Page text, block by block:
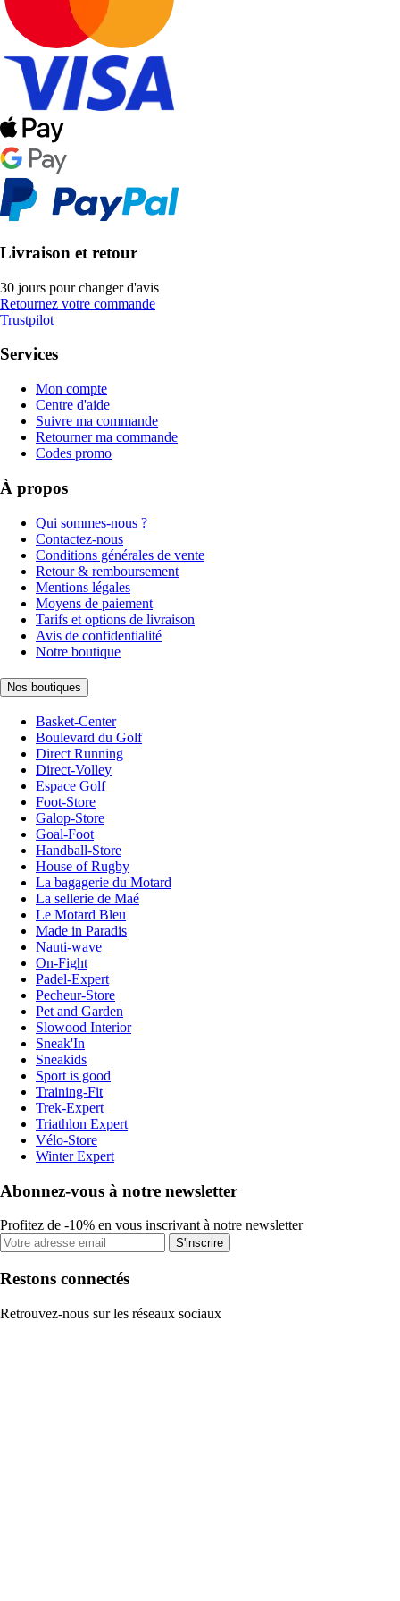
Livraison et retour
30 jours pour changer d'avis
Retournez votre commande
Trustpilot
Services
Mon compte
Centre d'aide
Suivre ma commande
Retourner ma commande
Codes promo
À propos
Qui sommes-nous ?
Contactez-nous
Conditions générales de vente
Retour & remboursement
Mentions légales
Moyens de paiement
Tarifs et options de livraison
Avis de confidentialité
Notre boutique
Nos boutiques
Basket-Center
Boulevard du Golf
Direct Running
Direct-Volley
Espace Golf
Foot-Store
Galop-Store
Goal-Foot
Handball-Store
House of Rugby
La bagagerie du Motard
La sellerie de Maé
Le Motard Bleu
Made in Paradis
Nauti-wave
On-Fight
Padel-Expert
Pecheur-Store
Pet and Garden
Slowood Interior
Sneak'In
Sneakids
Sport is good
Training-Fit
Trek-Expert
Triathlon Expert
Vélo-Store
Winter Expert
Abonnez-vous à notre newsletter
Profitez de -10% en vous inscrivant à notre newsletter
S'inscrire
Restons connectés
Retrouvez-nous sur les réseaux sociaux